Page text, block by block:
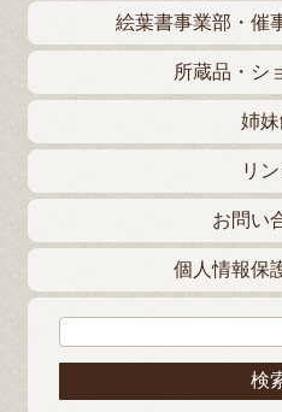
絵葉書事業部・催
所蔵品・シ
姉
リ
お問い
個人情報保